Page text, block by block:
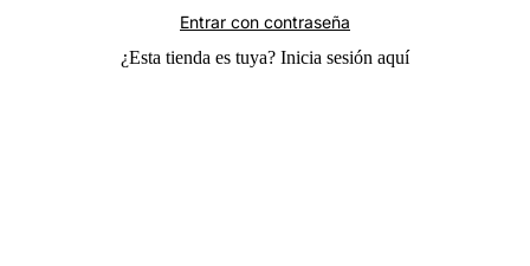
Entrar con contraseña
¿Esta tienda es tuya? Inicia sesión aquí